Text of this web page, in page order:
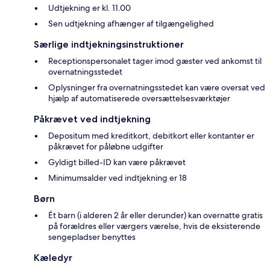
Udtjekning er kl. 11.00
Sen udtjekning afhænger af tilgængelighed
Særlige indtjekningsinstruktioner
Receptionspersonalet tager imod gæster ved ankomst til
overnatningsstedet
Oplysninger fra overnatningsstedet kan være oversat ved
hjælp af automatiserede oversættelsesværktøjer
Påkrævet ved indtjekning
Depositum med kreditkort, debitkort eller kontanter er
påkrævet for påløbne udgifter
Gyldigt billed-ID kan være påkrævet
Minimumsalder ved indtjekning er 18
Børn
Ét barn (i alderen 2 år eller derunder) kan overnatte gratis
på forældres eller værgers værelse, hvis de eksisterende
sengepladser benyttes
Kæledyr